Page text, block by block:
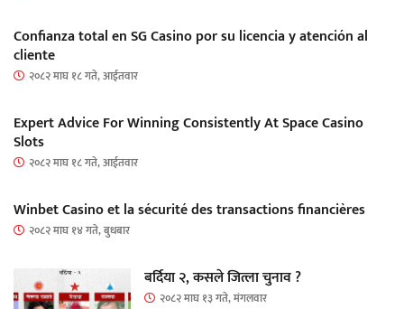
Confianza total en SG Casino por su licencia y atención al
cliente
२०८२ माघ १८ गते, आईतवार
Expert Advice For Winning Consistently At Space Casino
Slots
२०८२ माघ १८ गते, आईतवार
Winbet Casino et la sécurité des transactions financières
२०८२ माघ १४ गते, बुधबार
बर्दिया २, कसले जित्ला चुनाव ?
२०८२ माघ १३ गते, मंगलवार